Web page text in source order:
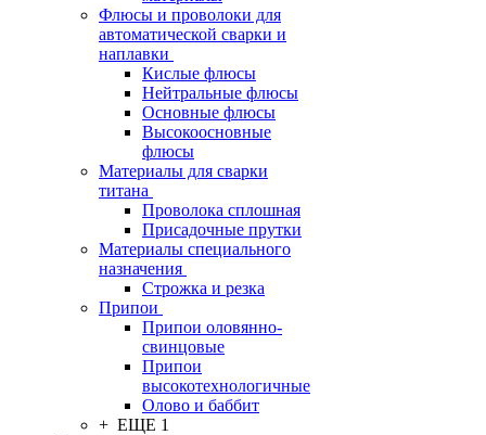
Флюсы и проволоки для
автоматической сварки и
наплавки
Кислые флюсы
Нейтральные флюсы
Основные флюсы
Высокоосновные
флюсы
Материалы для сварки
титана
Проволока сплошная
Присадочные прутки
Материалы специального
назначения
Строжка и резка
Припои
Припои оловянно-
свинцовые
Припои
высокотехнологичные
Олово и баббит
+ ЕЩЕ 1